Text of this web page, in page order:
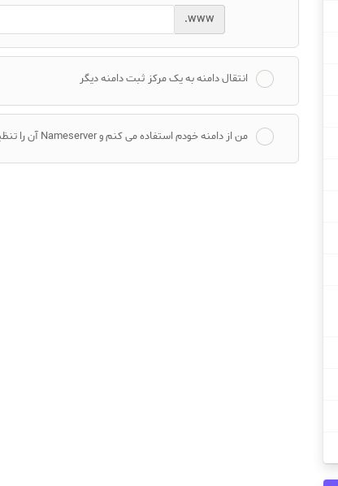
www.
انتقال دامنه به یک مرکز ثبت دامنه دیگر
من از دامنه خودم استفاده می کنم و Nameserver آن را تنظیم خواهم کرد.